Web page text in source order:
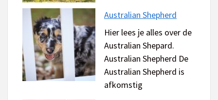
Australian Shepherd
Hier lees je alles over de
Australian Shepard.
Australian Shepherd De
Australian Shepherd is
afkomstig